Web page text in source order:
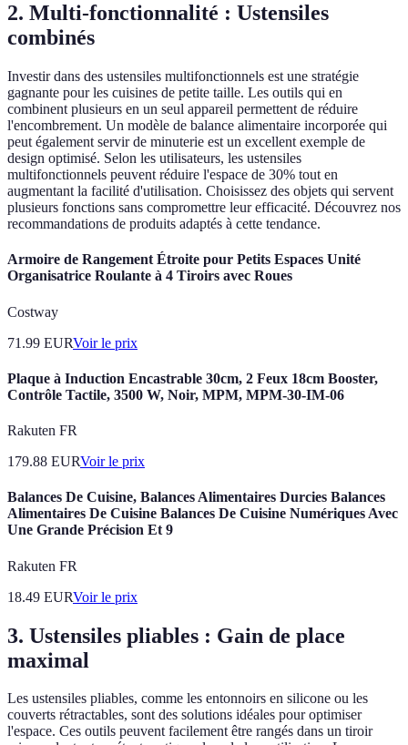
2. Multi-fonctionnalité : Ustensiles
combinés
Investir dans des ustensiles multifonctionnels est une stratégie
gagnante pour les cuisines de petite taille. Les outils qui en
combinent plusieurs en un seul appareil permettent de réduire
l'encombrement. Un modèle de balance alimentaire incorporée qui
peut également servir de minuterie est un excellent exemple de
design optimisé. Selon les utilisateurs, les ustensiles
multifonctionnels peuvent réduire l'espace de 30% tout en
augmentant la facilité d'utilisation. Choisissez des objets qui servent
plusieurs fonctions sans compromettre leur efficacité. Découvrez nos
recommandations de produits adaptés à cette tendance.
Armoire de Rangement Étroite pour Petits Espaces Unité
Organisatrice Roulante à 4 Tiroirs avec Roues
Costway
71.99 EURVoir le prix
Plaque à Induction Encastrable 30cm, 2 Feux 18cm Booster,
Contrôle Tactile, 3500 W, Noir, MPM, MPM-30-IM-06
Rakuten FR
179.88 EURVoir le prix
Balances De Cuisine, Balances Alimentaires Durcies Balances
Alimentaires De Cuisine Balances De Cuisine Numériques Avec
Une Grande Précision Et 9
Rakuten FR
18.49 EURVoir le prix
3. Ustensiles pliables : Gain de place
maximal
Les ustensiles pliables, comme les entonnoirs en silicone ou les
couverts rétractables, sont des solutions idéales pour optimiser
l'espace. Ces outils peuvent facilement être rangés dans un tiroir